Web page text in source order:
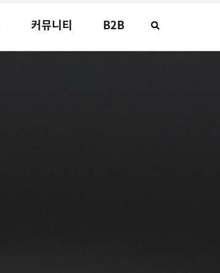
커뮤니티 B2B